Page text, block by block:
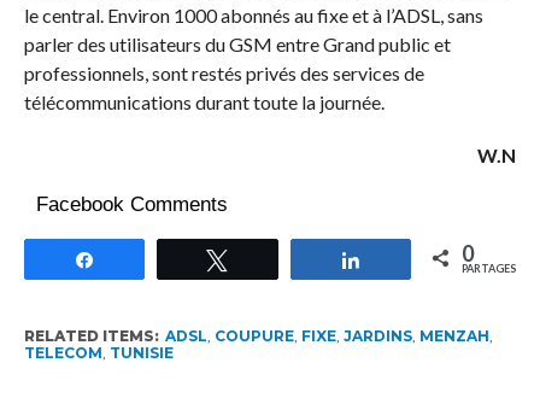
le central. Environ 1000 abonnés au fixe et à l’ADSL, sans
parler des utilisateurs du GSM entre Grand public et
professionnels, sont restés privés des services de
télécommunications durant toute la journée.
W.N
Facebook Comments
Partagez 0
PARTAGES
RELATED ITEMS: ADSL, COUPURE, FIXE, JARDINS, MENZAH,
TELECOM, TUNISIE